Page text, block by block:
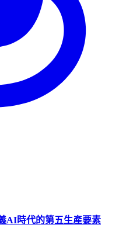
AI時代的第五生產要素